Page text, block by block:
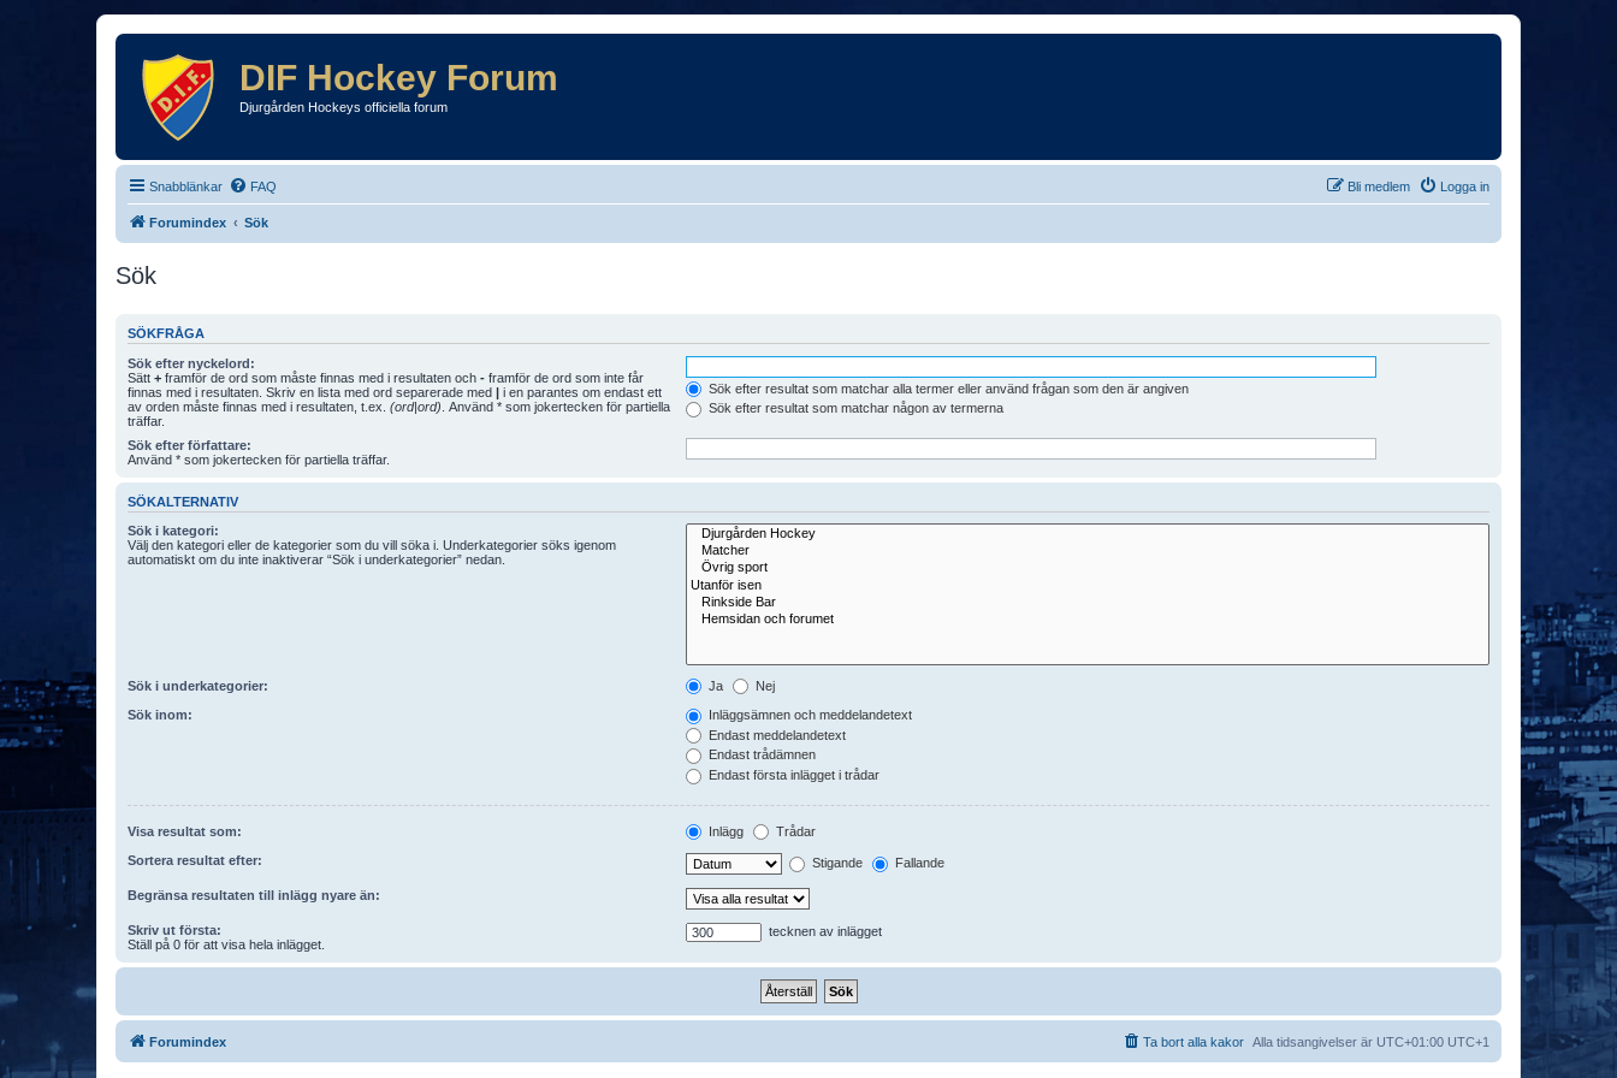
DIF Hockey Forum
Djurgården Hockeys officiella forum
Snabblänkar FAQ Logga in
Bli medlem
Forumindex Sök
Sök
SÖKFRÅGA
Sök efter nyckelord:
Sätt + framför de ord som måste finnas med i resultaten och - framför de ord som inte får
finnas med i resultaten. Skriv en lista med ord separerade med | i en parantes om endast ett
av orden måste finnas med i resultaten, t.ex. (ord|ord) . Använd * som jokertecken för partiella
träffar.
Sök efter resultat som matchar alla termer eller använd frågan som den är angiven
Sök efter resultat som matchar någon av termerna
Sök efter författare:
Använd * som jokertecken för partiella träffar.
SÖKALTERNATIV
Sök i kategori:
Välj den kategori eller de kategorier som du vill söka i. Underkategorier söks igenom
automatiskt om du inte inaktiverar “Sök i underkategorier” nedan.
Sök i underkategorier: Ja Nej
Sök inom:
Inläggsämnen och meddelandetext
Endast meddelandetext
Endast trådämnen
Endast första inlägget i trådar
Visa resultat som: Inlägg Trådar
Sortera resultat efter: Stigande Fallande
Begränsa resultaten till inlägg nyare än:
Skriv ut första:
Ställ på 0 för att visa hela inlägget.
tecknen av inlägget
Forumindex Alla tidsangivelser är UTC+01:00 UTC+1
Ta bort alla kakor